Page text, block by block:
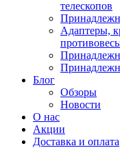
телескопов
Адаптеры,
Блог
Обзоры
Новости
О нас
Акции
Доставка и оплата